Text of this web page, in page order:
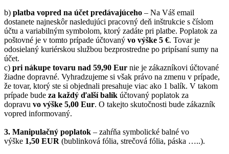
b) platba vopred na účet predávajúceho – Na Váš email
dostanete najneskôr nasledujúci pracovný deň inštrukcie s číslom
účtu a variabilným symbolom, ktorý zadáte pri platbe. Poplatok za
poštovné je v tomto prípade účtovaný vo výške 5 €. Tovar je
odosielaný kuriérskou službou bezprostredne po pripísaní sumy na
účet.
c) pri nákupe tovaru nad 59,90 Eur nie je zákazníkovi účtované
žiadne dopravné. Vyhradzujeme si však právo na zmenu v prípade,
že tovar, ktorý ste si objednali presahuje viac ako 1 balík. V takom
prípade bude za každý ďalší balík účtovaný poplatok za
dopravu vo výške 5,00 Eur. O takejto skutočnosti bude zákazník
vopred informovaný.
3. Manipulačný poplatok – zahŕňa symbolické balné vo
výške 1,50 EUR (bublinková fólia, strečová fólia, páska …..).